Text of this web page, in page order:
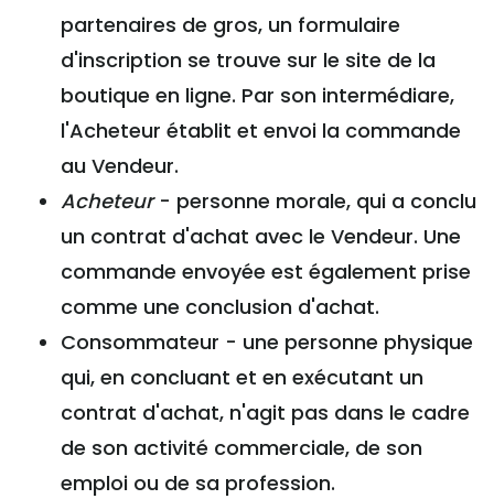
partenaires de gros, un formulaire
d'inscription se trouve sur le site de la
boutique en ligne. Par son intermédiare,
l'Acheteur établit et envoi la commande
au Vendeur.
Acheteur- personne morale, qui a conclu
un contrat d'achat avec le Vendeur. Une
commande envoyée est également prise
comme une conclusion d'achat.
Consommateur - une personne physique
qui, en concluant et en exécutant un
contrat d'achat, n'agit pas dans le cadre
de son activité commerciale, de son
emploi ou de sa profession.